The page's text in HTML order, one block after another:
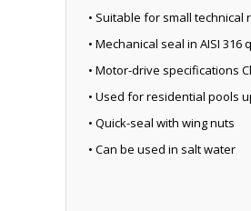
• Suitable for small
• Mechanical seal in AISI 316
• Motor-drive specifications
• Used for residential pools
• Quick-seal with wing nuts
• Can be used in salt water